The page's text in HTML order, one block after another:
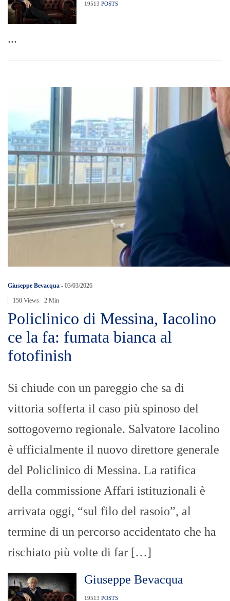
19513 POSTS
...
Giuseppe Bevacqua - 03/03/2026
150 Views 2 Min
Policlinico di Messina, Iacolino
ce la fa: fumata bianca al
fotofinish
Si chiude con un pareggio che sa di
vittoria sofferta il caso più spinoso del
sottogoverno regionale. Salvatore Iacolino
è ufficialmente il nuovo direttore generale
del Policlinico di Messina. La ratifica
della commissione Affari istituzionali è
arrivata oggi, “sul filo del rasoio”, al
termine di un percorso accidentato che ha
rischiato più volte di far […]
Giuseppe Bevacqua
19513 POSTS